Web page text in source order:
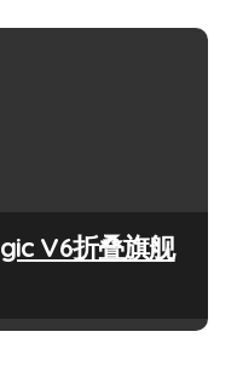
V6折叠旗舰